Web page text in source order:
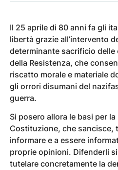
Il 25 aprile di 80 anni fa gli
libertà grazie all’intervento
determinante sacrificio delle
della Resistenza, che
riscatto morale e materiale
gli orrori disumani del
guerra.
Si posero allora le basi per
Costituzione, che sancisce,
informare e a essere
proprie opinioni. Difenderli
tutelare concretamente la